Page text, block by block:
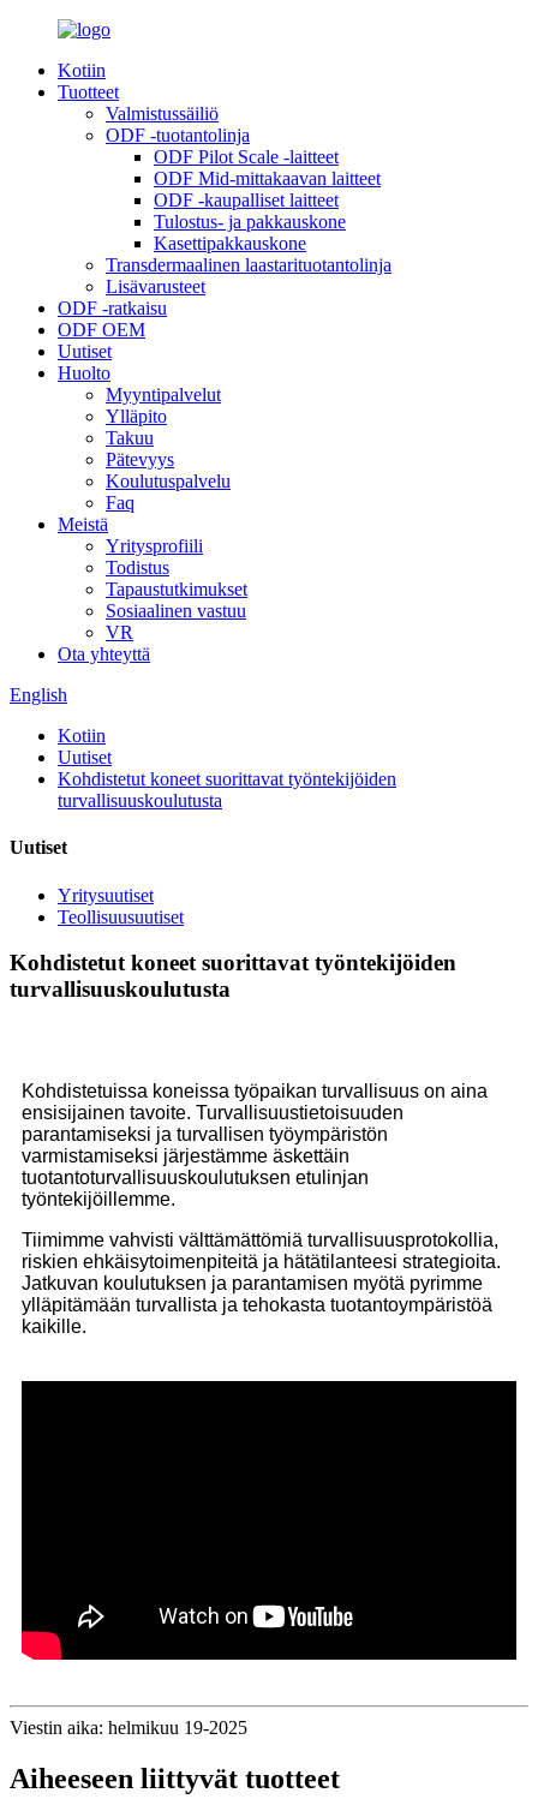
Kotiin
Tuotteet
Valmistussäiliö
ODF -tuotantolinja
ODF Pilot Scale -laitteet
ODF Mid-mittakaavan laitteet
ODF -kaupalliset laitteet
Tulostus- ja pakkauskone
Kasettipakkauskone
Transdermaalinen laastarituotantolinja
Lisävarusteet
ODF -ratkaisu
ODF OEM
Uutiset
Huolto
Myyntipalvelut
Ylläpito
Takuu
Pätevyys
Koulutuspalvelu
Faq
Meistä
Yritysprofiili
Todistus
Tapaustutkimukset
Sosiaalinen vastuu
VR
Ota yhteyttä
English
Kotiin
Uutiset
Kohdistetut koneet suorittavat työntekijöiden
turvallisuuskoulutusta
Uutiset
Yritysuutiset
Teollisuusuutiset
Kohdistetut koneet suorittavat työntekijöiden
turvallisuuskoulutusta
Kohdistetuissa koneissa työpaikan turvallisuus on aina
ensisijainen tavoite. Turvallisuustietoisuuden
parantamiseksi ja turvallisen työympäristön
varmistamiseksi järjestämme äskettäin
tuotantoturvallisuuskoulutuksen etulinjan
työntekijöillemme.
Tiimimme vahvisti välttämättömiä turvallisuusprotokollia,
riskien ehkäisytoimenpiteitä ja hätätilanteesi strategioita.
Jatkuvan koulutuksen ja parantamisen myötä pyrimme
ylläpitämään turvallista ja tehokasta tuotantoympäristöä
kaikille.
Viestin aika: helmikuu 19-2025
Aiheeseen liittyvät tuotteet